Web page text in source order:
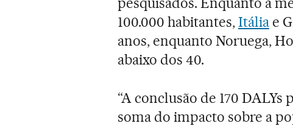
100.000 habitantes,Itáliae
anos, enquanto Noruega,
abaixo dos 40.
“A conclusão de 170
soma do impacto sobre a